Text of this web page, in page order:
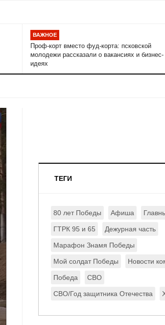
ВАЖНОЕ
Проф-корт вместо фуд-корта: псковской
молодежи рассказали о вакансиях и бизнес-
идеях
ТЕГИ
80 лет Победы Афиша
ГТРК 95 и 65 Дежурная часть
Марафон Знамя Победы
Мой солдат Победы Новости
Победа СВО
СВО/Год защитника Отечества